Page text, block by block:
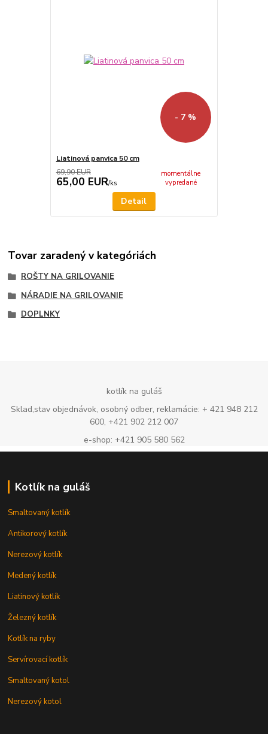
- 7 %
Liatinová panvica 50 cm
69,90 EUR
65,00 EUR/ks
momentálne
vypredané
Detail
Tovar zaradený v kategóriách
ROŠTY NA GRILOVANIE
NÁRADIE NA GRILOVANIE
DOPLNKY
kotlík na guláš
Sklad,stav objednávok, osobný odber, reklamácie: + 421 948 212
600, +421 902 212 007
e-shop: +421 905 580 562
Kotlík na guláš
Smaltovaný kotlík
Antikorový kotlík
Nerezový kotlík
Medený kotlík
Liatinový kotlík
Železný kotlík
Kotlík na ryby
Servírovací kotlík
Smaltovaný kotol
Nerezový kotol